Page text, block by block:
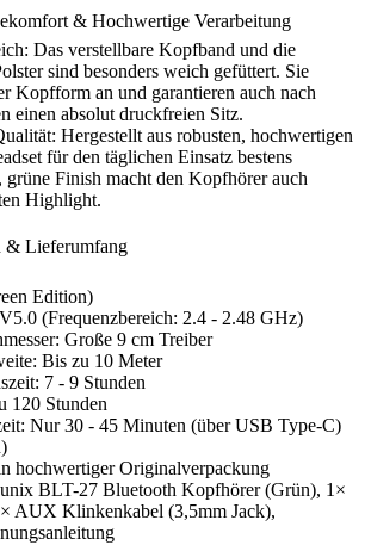
& Hochwertige Verarbeitung
Das verstellbare Kopfband und die
sind besonders weich gefüttert. Sie
Kopfform an und garantieren auch nach
einen absolut druckfreien Sitz.
Hergestellt aus robusten, hochwertigen
für den täglichen Einsatz bestens
grüne Finish macht den Kopfhörer auch
Highlight.
& Lieferumfang
Edition)
(Frequenzbereich: 2.4 - 2.48 GHz)
Große 9 cm Treiber
Bis zu 10 Meter
7 - 9 Stunden
120 Stunden
Nur 30 - 45 Minuten (über USB Type-C)
hochwertiger Originalverpackung
BLT-27 Bluetooth Kopfhörer (Grün), 1×
AUX Klinkenkabel (3,5mm Jack),